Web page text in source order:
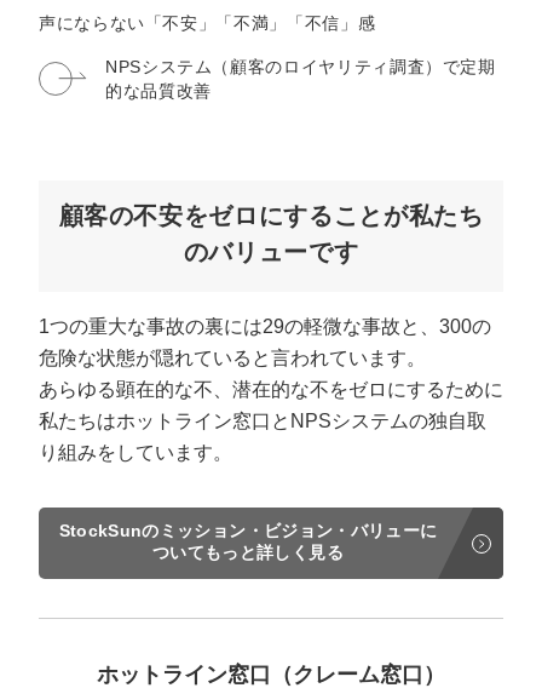
常勤監査役
募集要項一覧
声にならない「不安」「不満」「不信」感
NPSシステム（顧客のロイヤリティ調査）で定期
的な品質改善
顧客の不安をゼロにすることが私たち
のバリューです
1つの重大な事故の裏には29の軽微な事故と、300の
危険な状態が隠れていると言われています。
あらゆる顕在的な不、潜在的な不をゼロにするために
私たちはホットライン窓口とNPSシステムの独自取
り組みをしています。
StockSunのミッション・ビジョン・バリューに
ついてもっと詳しく見る
ホットライン窓口（クレーム窓口）